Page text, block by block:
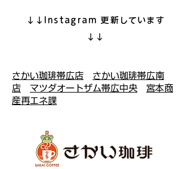
↓↓Instagram 更新しています
↓↓
さかい珈琲帯広店
さかい珈琲帯広南
店
マツダオートザム帯広中央
宮本商
産再エネ課